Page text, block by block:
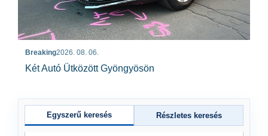
Breaking2026. 08. 06.
Két Autó Ütközött Gyöngyösön
Egyszerű keresés Részletes keresés